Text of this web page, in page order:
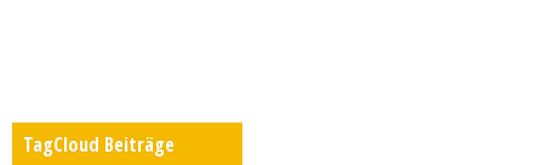
TagCloud Beiträge